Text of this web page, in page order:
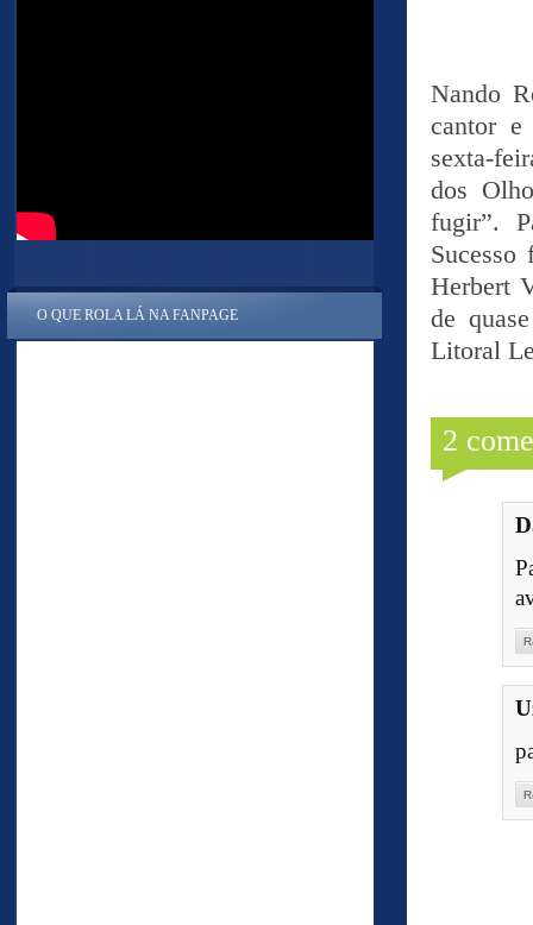
Nando
cantor
sexta-
dos
fugir”.
Herbert
de
Litoral
2
O QUE ROLA LÁ NA FANPAGE